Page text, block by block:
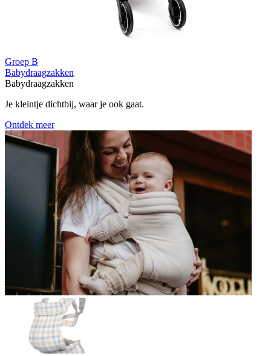
Groep B
Babydraagzakken
Babydraagzakken
Je kleintje dichtbij, waar je ook gaat.
Ontdek meer